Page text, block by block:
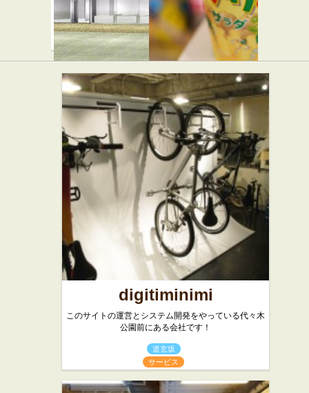
バーガーショップ
ASOKO 原
宿店
カルビー
プラス 原
宿竹下通り
店
スイーツ
digitiminimi
このサイトの運営とシステム開発をやっている代々木
公園前にある会社です！
道玄坂
サービス